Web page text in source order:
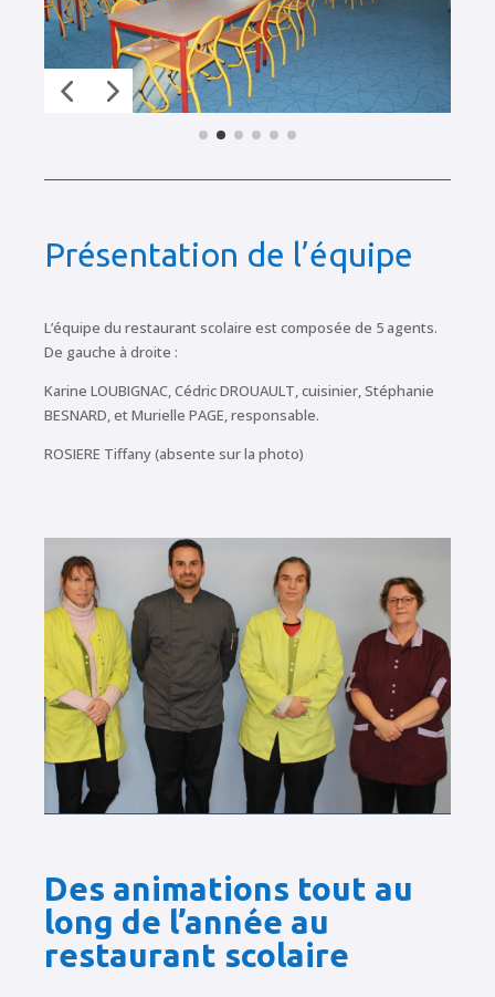
Présentation de l’équipe
L’équipe du restaurant scolaire est composée de 5 agents.
De gauche à droite :
Karine LOUBIGNAC, Cédric DROUAULT, cuisinier, Stéphanie
BESNARD, et Murielle PAGE, responsable.
ROSIERE Tiffany (absente sur la photo)
Des animations tout au
long de l’année au
restaurant scolaire